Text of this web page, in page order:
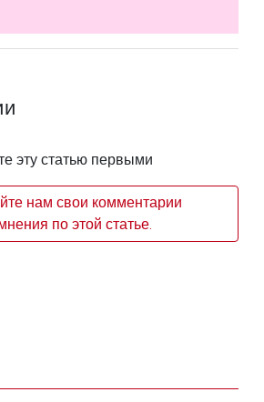
эту статью первыми
нам свои комментарии
по этой статье.